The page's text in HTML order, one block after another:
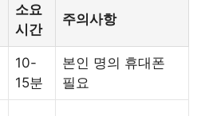
소요
시간
주의사항
10-
15분
본인 명의 휴대폰
필요